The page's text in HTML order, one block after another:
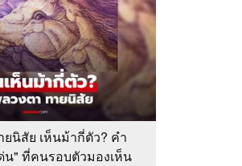
นิสัย เห็นม้ากี่ตัว? คำ
น" ที่คนรอบตัวมองเห็น